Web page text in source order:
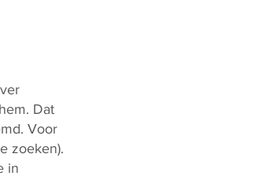
Dat
Voor
zoeken).
in